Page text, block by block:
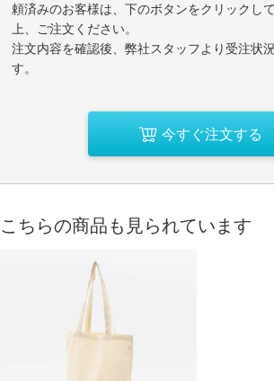
頼済みのお客様は、下のボタンをクリックし
上、ご注文ください。
注文内容を確認後、弊社スタッフより受注状
す。
今すぐ注文する
こちらの商品も見られています